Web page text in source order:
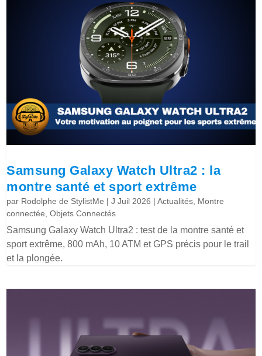
Samsung Galaxy Watch Ultra2 : la
montre santé et sport extrême
par Rodolphe de StylistMe |J Juil 2026 |Actualités, Montre
connectée,Objets Connectés
Samsung Galaxy Watch Ultra2 : test de la montre santé et
sport extrême, 800 mAh, 10 ATM et GPS précis pour le trail
et la plongée.